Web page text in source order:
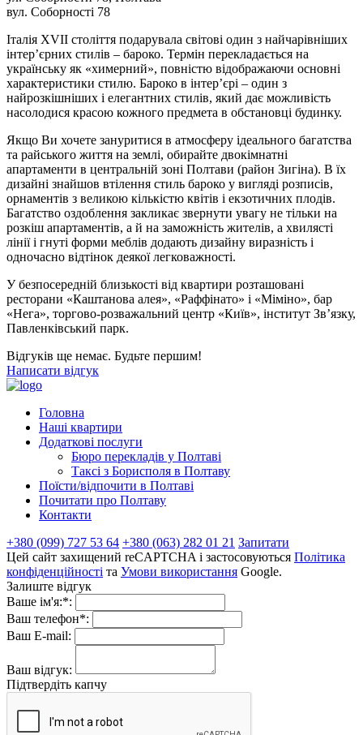
вул. Соборності 78
Італія XVII століття подарувала світові один з найчарівніших
інтер’єрних стилів – бароко. Термін перекладається на
українську як «химерний», повністю відображаючи основні
характеристики стилю. Бароко в інтер’єрі – один з
найрозкішніших і елегантних стилів, який дає можливість
насолодися красою кожного предмета в обстановці будинку.
Якщо Ви хочете зануритися в атмосферу ідеального багатства
та райського життя на землі, обирайте двокімнатні
апартаменти в центральній зоні Полтави (район Зигіна). В їх
дизайні знайшов втілення стиль бароко у вигляді розписів,
орнаментів з великою кількістю квітів і екзотичних плодів.
Багатство оздоблення закликає звернути увагу не тільки на
розкіш апартаментів, а й на заможність жителів, а хвилясті
лінії і гнуті форми меблів додають дизайну виразність і
одночасно відтінок деякої легковажності.
У безпосередній близькості від квартири розташовані
ресторани «Каштанова алея», «Раффінато» і «Міміно», бар
«Нега», торгово-розважальний центр «Київ», інститут Зв’язку,
Павленківський парк.
Відгуків ще немає. Будьте першим!
Написати відгук
Головна
Наші квартири
Додаткові послуги
Бюро перекладів у Полтаві
Таксі з Борисполя в Полтаву
Поїсти/відпочити в Полтаві
Почитати про Полтаву
Контакти
+380 (099) 727 53 64 +380 (063) 282 01 21 Запитати
Цей сайт захищений reCAPTCHA і застосовуються Політика
конфіденційності та Умови використання Google.
Залиште відгук
Ваше ім'я:*:
Ваш телефон*:
Ваш E-mail:
Ваш відгук:
Підтвердіть капчу